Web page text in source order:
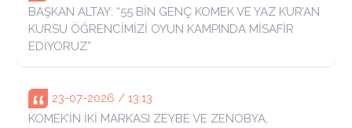
BAŞKAN ALTAY: “55 BİN GENÇ KOMEK VE YAZ KUR’AN
KURSU ÖĞRENCİMİZİ OYUN KAMPINDA MİSAFİR
EDİYORUZ”
23-07-2026 / 13:13
KOMEK’İN İKİ MARKASI ZEYBE VE ZENOBYA,